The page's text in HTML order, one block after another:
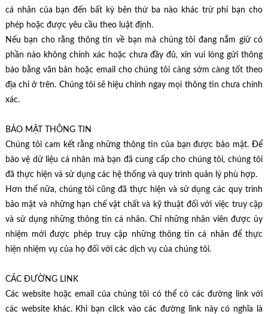
cá nhân của bạn đến bất kỳ bên thứ ba nào khác trừ phi bạn cho
phép hoặc được yêu cầu theo luật định.
Nếu bạn cho rằng thông tin về bạn mà chúng tôi đang nắm giữ có
phần nào không chính xác hoặc chưa đầy đủ, xin vui lòng gửi thông
báo bằng văn bản hoặc email cho chúng tôi càng sớm càng tốt theo
địa chỉ ở trên. Chúng tôi sẽ hiệu chỉnh ngay mọi thông tin chưa chính
xác.
BẢO MẬT THÔNG TIN
Chúng tôi cam kết rằng những thông tin của bạn được bảo mật. Để
bảo vệ dữ liệu cá nhân mà bạn đã cung cấp cho chúng tôi, chúng tôi
đã thực hiện và sử dụng các hệ thống và quy trình quản lý phù hợp.
Hơn thế nữa, chúng tôi cũng đã thực hiện và sử dụng các quy trình
bảo mật và những hạn chế vật chất và kỹ thuật đối với việc truy cập
và sử dụng những thông tin cá nhân. Chỉ những nhân viên được ủy
nhiệm mới được phép truy cập những thông tin cá nhân để thực
hiện nhiệm vụ của họ đối với các dịch vụ của chúng tôi.
CÁC ĐƯỜNG LINK
Các website hoặc email của chúng tôi có thể có các đường link với
các website khác. Khi bạn click vào các đường link này có nghĩa là